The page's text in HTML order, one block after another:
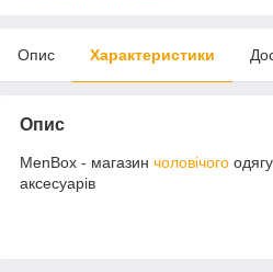
Опис Характеристики
Опис
MenBox - магазин чоловічого
аксесуарів